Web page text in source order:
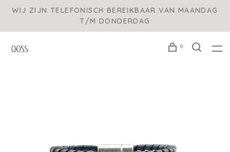
WIJ ZIJN TELEFONISCH BEREIKBAAR VAN MAANDAG
T/M DONDERDAG
0